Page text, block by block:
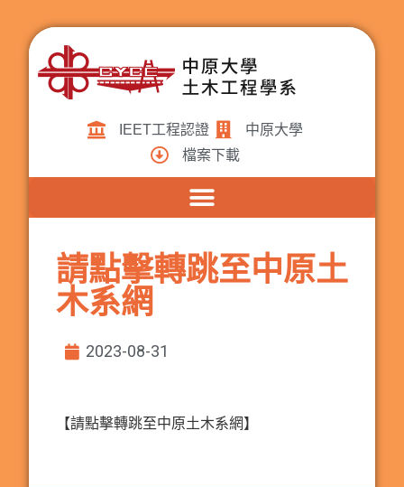
IEET工程認證
中原大學
檔案下載
請點擊轉跳至中原土
木系網
2023-08-31
【請點擊轉跳至中原土木系網】